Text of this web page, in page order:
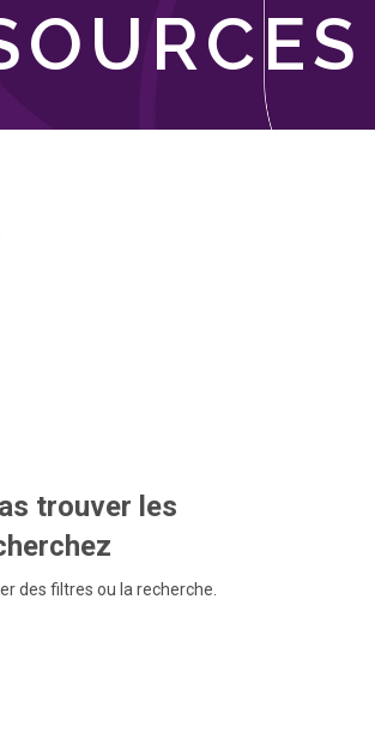
trouver les
des filtres ou la recherche.